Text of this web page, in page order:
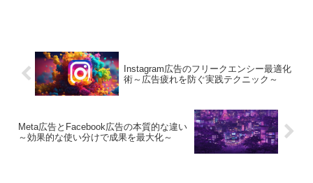
Instagram広告のフリークエンシー最適化
術～広告疲れを防ぐ実践テクニック～
Meta広告とFacebook広告の本質的な違い
～効果的な使い分けで成果を最大化～